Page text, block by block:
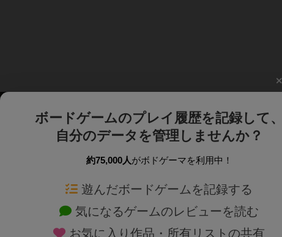
ボードゲームのプレイ履歴を記録して、
自分のデータを管理しませんか？
約75,000人がボドゲーマを利用中！
遊んだボードゲームを記録する
気になるゲームのレビューを読む
お気に入り作品・所有リストの共有
ボードゲームを検索する 新作・再入荷情報